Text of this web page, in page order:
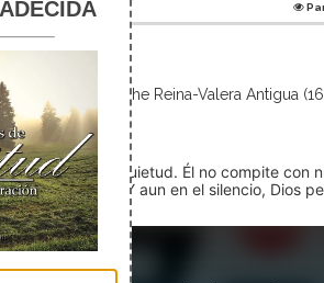
The Reina-Valera Antigua
en la quietud. Él no compite
está presente. Y aun en el silencio, Dios